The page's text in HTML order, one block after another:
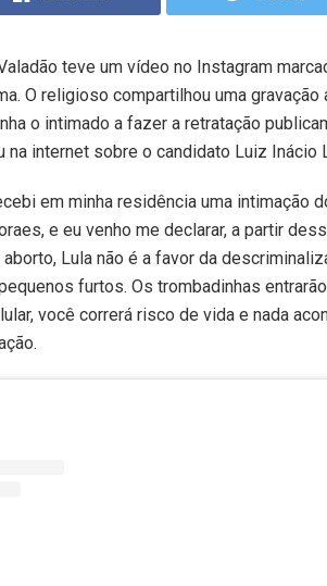
teve um vídeo no Instagram
O religioso compartilhou uma gravação
o intimado a fazer a retratação
na internet sobre o candidato Luiz Inácio
em minha residência uma intimação
e eu venho me declarar, a partir
Lula não é a favor da
furtos. Os trombadinhas
você correrá risco de vida e nada